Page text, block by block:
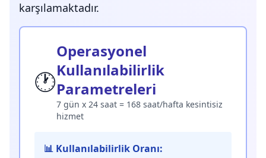
karşılamaktadır.
🕐
Operasyonel
Kullanılabilirlik
Parametreleri
7 gün x 24 saat = 168 saat/hafta kesintisiz
hizmet
📊 Kullanılabilirlik Oranı: